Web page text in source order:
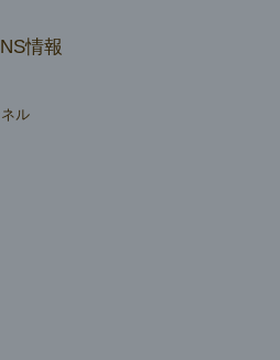
情報
ル